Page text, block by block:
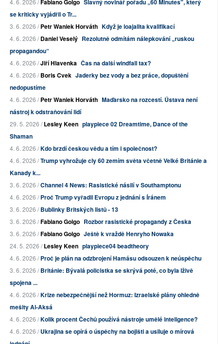
4. 6. 2026 /Fabiano Golgo Slavný novinář pořadu „60 Minutes", který
se kriticky vyjádřil o Tr...
3. 6. 2026 /Petr Waniek Horváth Když je loajalita kvalifikací
4. 6. 2026 /Daniel Veselý Rezolutně odmítám nálepkování „ruskou
propagandou“
4. 6. 2026 /Jiří Hlavenka Čas na další windfall tax?
4. 6. 2026 /Boris Cvek Jaderky bez vody a bez práce, dopuštění
nedopustíme
4. 6. 2026 /Petr Waniek Horváth Maďarsko na rozcestí. Ústava není
nástroj k odstraňování lidí
29. 5. 2026 /Lesley Keen playpiece 02 Dreamtime, Dance of the
Shaman
4. 6. 2026 /Kdo brzdí českou vědu a tím i společnost?
4. 6. 2026 /Trump vyhrožuje cly 60 zemím světa včetně Velké Británie a
Kanady k...
3. 6. 2026 /Channel 4 News: Rasistické násilí v Southamptonu
4. 6. 2026 /Proč Trump vyřadil Evropu z jednání s Íránem
3. 6. 2026 /Bublinky Britských listů - 13
3. 6. 2026 /Fabiano Golgo Rozbor rasistické propagandy z Česka
3. 6. 2026 /Fabiano Golgo Ještě k vraždě Henryho Nowaka
24. 5. 2026 /Lesley Keen playpiece04 beadtheory
4. 6. 2026 /Proč je plán na odzbrojení Hamásu odsouzen k neúspěchu
3. 6. 2026 /Británie: Bývalá policistka se skrývá poté, co byla lživě
spojena ...
4. 6. 2026 /Krize nebezpečnější než Hormuz: Izraelské plány ohledně
mešity Al-Aksá
4. 6. 2026 /Kolik procent Čechů používá nástroje umělé inteligence?
4. 6. 2026 /Ukrajina se opírá o úspěchy na bojišti a usiluje o mírová